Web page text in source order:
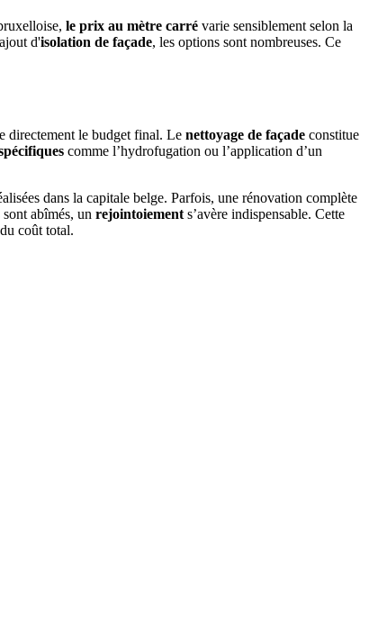
le prix au mètre carré varie sensiblement selon la
d'isolation de façade, les options sont nombreuses. Ce
directement le budget final. Le nettoyage de façade constitue
comme l’hydrofugation ou l’application d’un
dans la capitale belge. Parfois, une rénovation complète
abîmés, un rejointoiement s’avère indispensable. Cette
coût total.